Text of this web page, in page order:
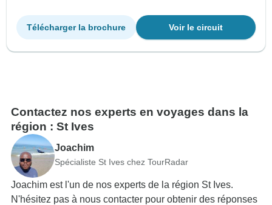
Voir le circuit
Télécharger la brochure
Contactez nos experts en voyages dans la
région : St Ives
Joachim
Spécialiste St Ives chez TourRadar
Joachim est l'un de nos experts de la région St Ives.
N'hésitez pas à nous contacter pour obtenir des réponses